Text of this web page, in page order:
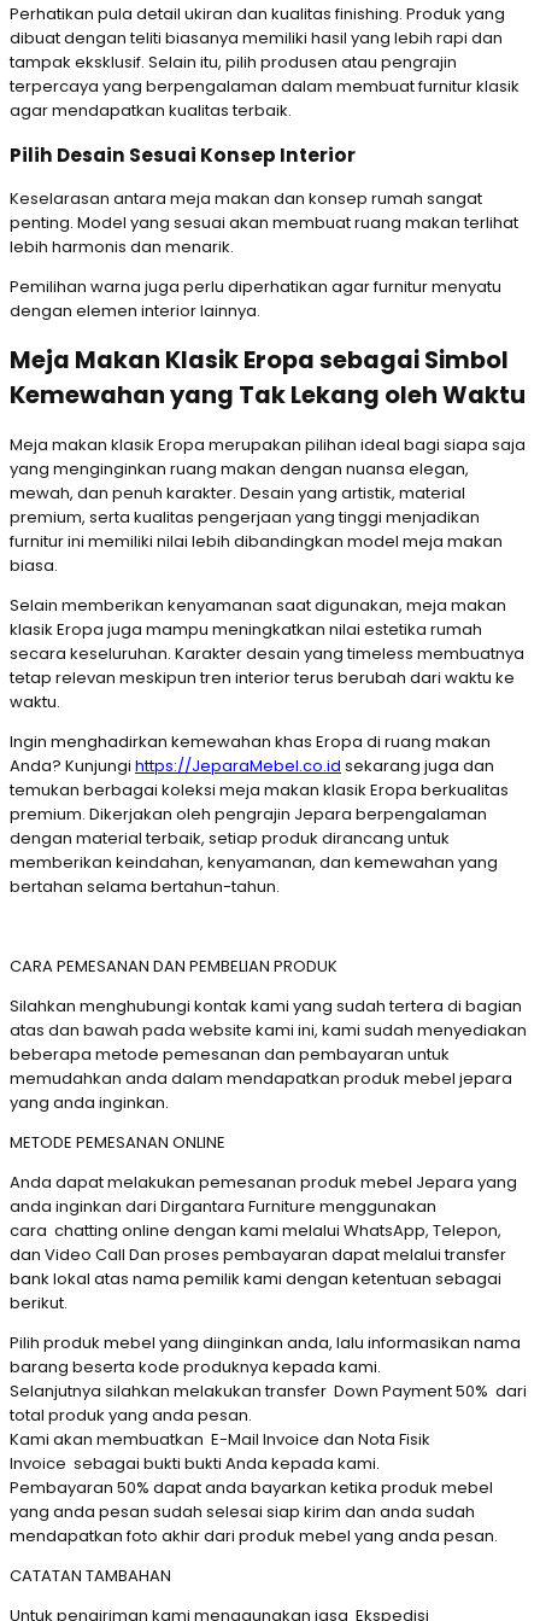
Perhatikan pula detail ukiran dan kualitas finishing. Produk yang
dibuat dengan teliti biasanya memiliki hasil yang lebih rapi dan
tampak eksklusif. Selain itu, pilih produsen atau pengrajin
terpercaya yang berpengalaman dalam membuat furnitur klasik
agar mendapatkan kualitas terbaik.
Pilih Desain Sesuai Konsep Interior
Keselarasan antara meja makan dan konsep rumah sangat
penting. Model yang sesuai akan membuat ruang makan terlihat
lebih harmonis dan menarik.
Pemilihan warna juga perlu diperhatikan agar furnitur menyatu
dengan elemen interior lainnya.
Meja Makan Klasik Eropa sebagai Simbol
Kemewahan yang Tak Lekang oleh Waktu
Meja makan klasik Eropa merupakan pilihan ideal bagi siapa saja
yang menginginkan ruang makan dengan nuansa elegan,
mewah, dan penuh karakter. Desain yang artistik, material
premium, serta kualitas pengerjaan yang tinggi menjadikan
furnitur ini memiliki nilai lebih dibandingkan model meja makan
biasa.
Selain memberikan kenyamanan saat digunakan, meja makan
klasik Eropa juga mampu meningkatkan nilai estetika rumah
secara keseluruhan. Karakter desain yang timeless membuatnya
tetap relevan meskipun tren interior terus berubah dari waktu ke
waktu.
Ingin menghadirkan kemewahan khas Eropa di ruang makan
Anda? Kunjungi https://JeparaMebel.co.id sekarang juga dan
temukan berbagai koleksi meja makan klasik Eropa berkualitas
premium. Dikerjakan oleh pengrajin Jepara berpengalaman
dengan material terbaik, setiap produk dirancang untuk
memberikan keindahan, kenyamanan, dan kemewahan yang
bertahan selama bertahun-tahun.
CARA PEMESANAN DAN PEMBELIAN PRODUK
Silahkan menghubungi kontak kami yang sudah tertera di bagian
atas dan bawah pada website kami ini, kami sudah menyediakan
beberapa metode pemesanan dan pembayaran untuk
memudahkan anda dalam mendapatkan produk mebel jepara
yang anda inginkan.
METODE PEMESANAN ONLINE
Anda dapat melakukan pemesanan produk mebel Jepara yang
anda inginkan dari Dirgantara Furniture menggunakan
cara chatting online dengan kami melalui WhatsApp, Telepon,
dan Video Call Dan proses pembayaran dapat melalui transfer
bank lokal atas nama pemilik kami dengan ketentuan sebagai
berikut.
Pilih produk mebel yang diinginkan anda, lalu informasikan nama
barang beserta kode produknya kepada kami.
Selanjutnya silahkan melakukan transfer Down Payment 50% dari
total produk yang anda pesan.
Kami akan membuatkan E-Mail Invoice dan Nota Fisik
Invoice sebagai bukti bukti Anda kepada kami.
Pembayaran 50% dapat anda bayarkan ketika produk mebel
yang anda pesan sudah selesai siap kirim dan anda sudah
mendapatkan foto akhir dari produk mebel yang anda pesan.
CATATAN TAMBAHAN
Untuk pengiriman kami menggunakan jasa Ekspedisi